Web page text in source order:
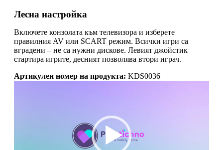
Лесна настройка
Включете конзолата към телевизора и изберете
правилния AV или SCART режим. Всички игри са
вградени – не са нужни дискове. Левият джойстик
стартира игрите, десният позволява втори играч.
Артикулен номер на продукта: KDS0036